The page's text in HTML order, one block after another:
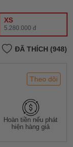
XS
5.280.000 đ
ĐÃ THÍCH (948)
Theo dõi
Hoàn tiền nếu phát
hiện hàng giả